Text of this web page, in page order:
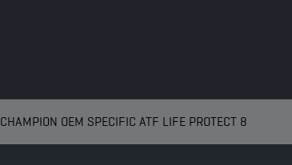
CHAMPION OEM SPECIFIC ATF LIFE PROTECT 8